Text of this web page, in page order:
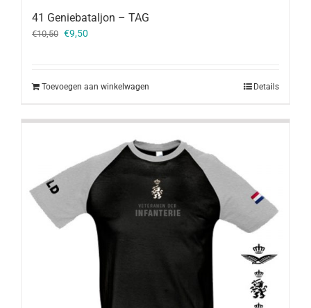
41 Geniebataljon – TAG
€10,50 Oorspronkelijke
€9,50
Toevoegen aan winkelwagen Details